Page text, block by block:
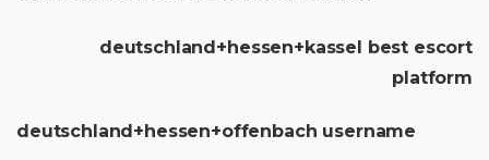
deutschland+hessen+kassel best escort
platform
deutschland+hessen+offenbach username